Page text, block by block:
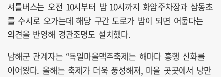
셔틀버스는 오전 10시부터 밤 10시까지 화암주차장과 삼동초
를 수시로 오가는데 해당 구간 도로가 밤이 되면 어둡다는
의견을 반영해 경관조명도 설치했다.
남해군 관계자는 “독일마을맥주축제는 해마다 흥행 신화를
이어왔다. 올해는 축제가 더욱 풍성해져, 마을 곳곳에서 낭만